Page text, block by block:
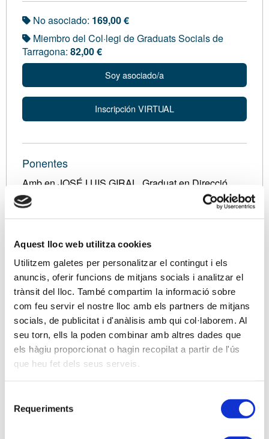
Aquest lloc web utilitza cookies
Utilitzem galetes per personalitzar el contingut i els
anuncis, oferir funcions de mitjans socials i analitzar el
trànsit del lloc. També compartim la informació sobre
com feu servir el nostre lloc amb els partners de mitjans
socials, de publicitat i d'anàlisis amb qui col·laborem. Al
seu torn, ells la poden combinar amb altres dades que
els hàgiu proporcionat o hagin recopilat a partir de l'ús
que heu fet dels seus serveis.
Requeriments
No asociado: 169,00 €
Miembro del Col·legi de Graduats Socials de
Tarragona: 82,00 €
Soy asociado/a
Inscripción VIRTUAL
Ponentes
Amb en JOSÉ LUIS GIRAL, Graduat en Direcció
Financera i Comptabilitat. Màster en Tributació i
Assessoria Fiscal (Udima-CEF). Expert Comptable
Descripción
Us presentem aquest curs, de temàtica comptable,
on abordarem temes concrets que poden ser
conflictius, i que poden ajudar en el tancament
comptable o davant de situacions que requereixin
actuacions mercantils i les seves possibles
conseqüències fiscals, aportant si s'escau consultes
contribuïrà a replantejar determinades situacions,